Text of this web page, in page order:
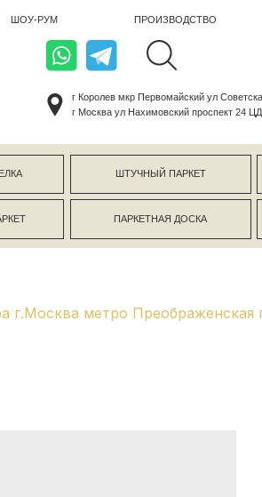
ПРОИЗВОДСТВО
г Москва ул Нахимовский проспект 24 ЦДиИ
ПАРКЕТНАЯ ДОСКА
ШТУЧНЫЙ ПАРКЕТ
г.Москва метро Преображенская